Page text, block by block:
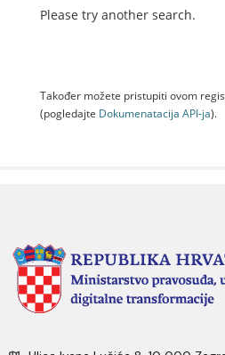
Please try another search.
Također možete pristupiti ovom
(pogledajte Dokumenаtаcijа API-jа).